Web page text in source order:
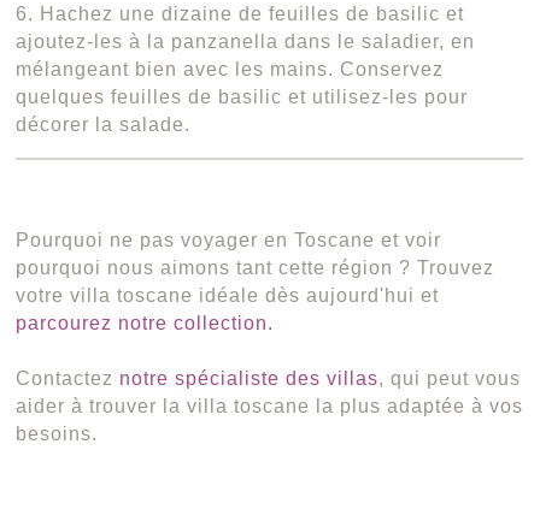
6. Hachez une dizaine de feuilles de basilic et
ajoutez-les à la panzanella dans le saladier, en
mélangeant bien avec les mains. Conservez
quelques feuilles de basilic et utilisez-les pour
décorer la salade.
Pourquoi ne pas voyager en Toscane et voir
pourquoi nous aimons tant cette région ? Trouvez
votre villa toscane idéale dès aujourd'hui et
parcourez notre collection.
Contactez notre spécialiste des villas, qui peut vous
aider à trouver la villa toscane la plus adaptée à vos
besoins.